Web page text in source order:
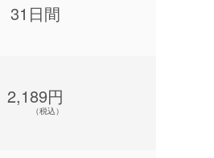
31日間
2,189円
（税込）